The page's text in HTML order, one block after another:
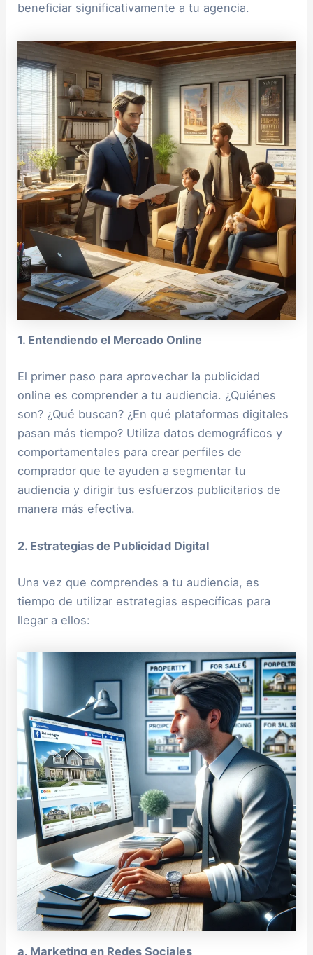
beneficiar significativamente a tu agencia.
1. Entendiendo el Mercado Online
El primer paso para aprovechar la publicidad
online es comprender a tu audiencia. ¿Quiénes
son? ¿Qué buscan? ¿En qué plataformas digitales
pasan más tiempo? Utiliza datos demográficos y
comportamentales para crear perfiles de
comprador que te ayuden a segmentar tu
audiencia y dirigir tus esfuerzos publicitarios de
manera más efectiva.
2. Estrategias de Publicidad Digital
Una vez que comprendes a tu audiencia, es
tiempo de utilizar estrategias específicas para
llegar a ellos:
a. Marketing en Redes Sociales